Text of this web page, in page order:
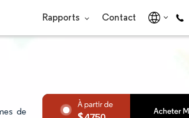
Rapports Contact
de